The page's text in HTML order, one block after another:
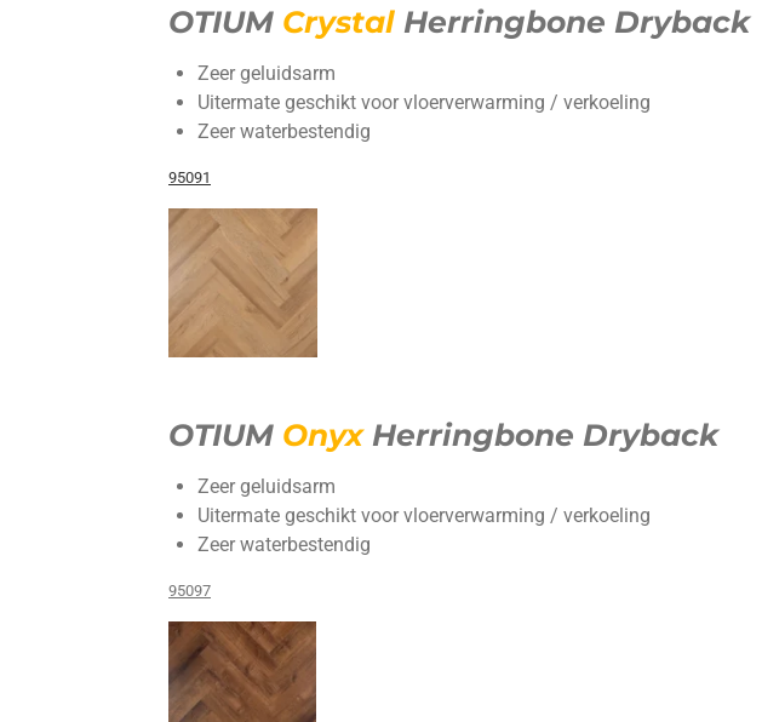
OTIUM Crystal Herringbone Dryback
Zeer geluidsarm
Uitermate geschikt voor vloerverwarming / verkoeling
Zeer waterbestendig
95091
OTIUM OnyxHerringbone Dryback
Zeer geluidsarm
Uitermate geschikt voor vloerverwarming / verkoeling
Zeer waterbestendig
95097